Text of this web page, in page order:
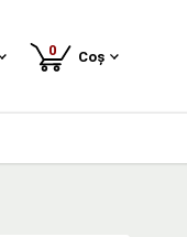
0produse
Coș